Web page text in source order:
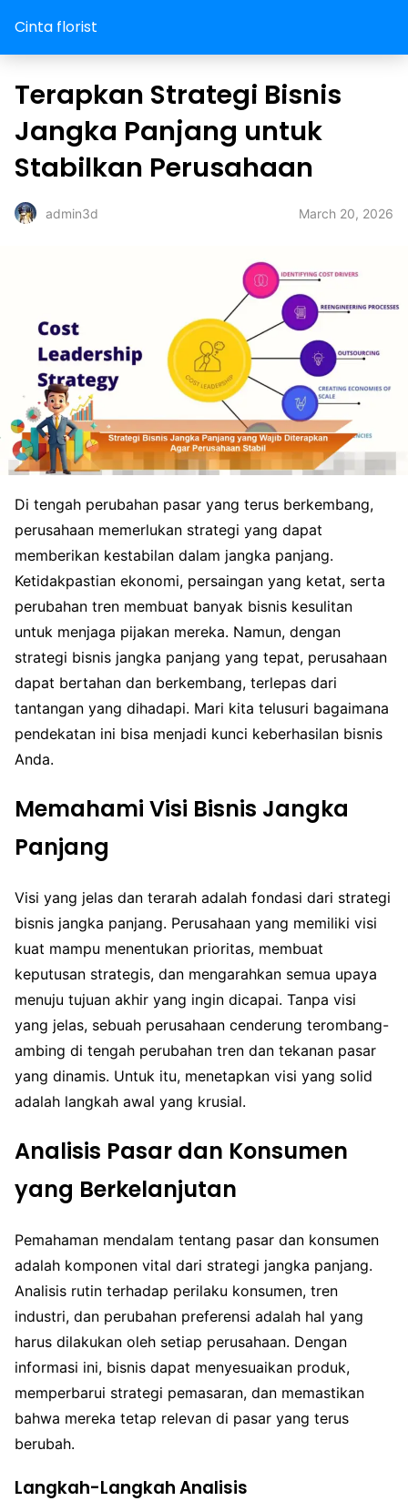
Cinta florist
Terapkan Strategi Bisnis
Jangka Panjang untuk
Stabilkan Perusahaan
admin3d March 20, 2026
Di tengah perubahan pasar yang terus berkembang,
perusahaan memerlukan strategi yang dapat
memberikan kestabilan dalam jangka panjang.
Ketidakpastian ekonomi, persaingan yang ketat, serta
perubahan tren membuat banyak bisnis kesulitan
untuk menjaga pijakan mereka. Namun, dengan
strategi bisnis jangka panjang yang tepat, perusahaan
dapat bertahan dan berkembang, terlepas dari
tantangan yang dihadapi. Mari kita telusuri bagaimana
pendekatan ini bisa menjadi kunci keberhasilan bisnis
Anda.
Memahami Visi Bisnis Jangka
Panjang
Visi yang jelas dan terarah adalah fondasi dari strategi
bisnis jangka panjang. Perusahaan yang memiliki visi
kuat mampu menentukan prioritas, membuat
keputusan strategis, dan mengarahkan semua upaya
menuju tujuan akhir yang ingin dicapai. Tanpa visi
yang jelas, sebuah perusahaan cenderung terombang-
ambing di tengah perubahan tren dan tekanan pasar
yang dinamis. Untuk itu, menetapkan visi yang solid
adalah langkah awal yang krusial.
Analisis Pasar dan Konsumen
yang Berkelanjutan
Pemahaman mendalam tentang pasar dan konsumen
adalah komponen vital dari strategi jangka panjang.
Analisis rutin terhadap perilaku konsumen, tren
industri, dan perubahan preferensi adalah hal yang
harus dilakukan oleh setiap perusahaan. Dengan
informasi ini, bisnis dapat menyesuaikan produk,
memperbarui strategi pemasaran, dan memastikan
bahwa mereka tetap relevan di pasar yang terus
berubah.
Langkah-Langkah Analisis